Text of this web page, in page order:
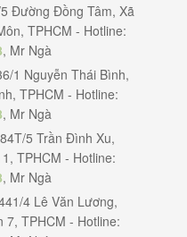
Đường Đồng Tâm, Xã
TPHCM - Hotline:
, Mr Ngà
1 Nguyễn Thái Bình,
TPHCM - Hotline:
, Mr Ngà
5 Trần Đình Xu,
TPHCM - Hotline:
, Mr Ngà
4 Lê Văn Lương,
7, TPHCM - Hotline: